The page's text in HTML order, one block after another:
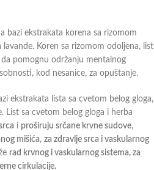
bazi ekstrakata korena sa rizomom
Koren sa rizomom odoljena, list
pomognu održanju mentalnog
kod nesanice, za opuštanje.
ekstrakata lista sa cvetom belog gloga,
List sa cvetom belog gloga i herba
i proširuju srčane krvne sudove,
mišića, za zdravlje srca i vaskularnog
rad krvnog i vaskularnog sistema, za
cirkulacije.